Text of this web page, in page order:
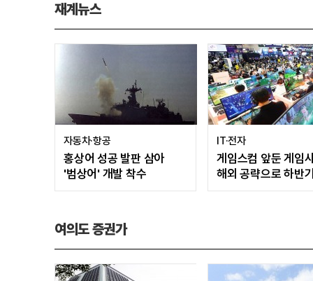
재계뉴스
자동차·항공
홍상어 성공 발판 삼아
'범상어' 개발 착수
IT·전자
게임스컴 앞둔 게임
해외 공략으로 하반
꾀한다
여의도 증권가